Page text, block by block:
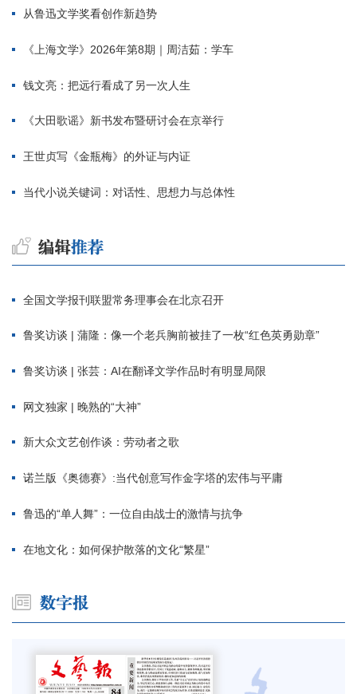
从鲁迅文学奖看创作新趋势
《上海文学》2026年第8期｜周洁茹：学车
钱文亮：把远行看成了另一次人生
《大田歌谣》新书发布暨研讨会在京举行
王世贞写《金瓶梅》的外证与内证
当代小说关键词：对话性、思想力与总体性
全国文学报刊联盟常务理事会在北京召开
鲁奖访谈 | 蒲隆：像一个老兵胸前被挂了一枚“红色英勇勋章”
鲁奖访谈 | 张芸：AI在翻译文学作品时有明显局限
网文独家 | 晚熟的“大神”
新大众文艺创作谈：劳动者之歌
诺兰版《奥德赛》:当代创意写作金字塔的宏伟与平庸
鲁迅的“单人舞”：一位自由战士的激情与抗争
在地文化：如何保护散落的文化“繁星”